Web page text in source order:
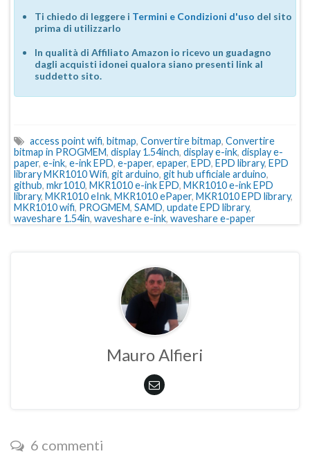
Ti chiedo di leggere i Termini e Condizioni d'uso del sito
prima di utilizzarlo
In qualità di Affiliato Amazon io ricevo un guadagno
dagli acquisti idonei qualora siano presenti link al
suddetto sito.
access point wifi, bitmap, Convertire bitmap, Convertire
bitmap in PROGMEM, display 1.54inch, display e-ink, display e-
paper, e-ink, e-ink EPD, e-paper, epaper, EPD, EPD library, EPD
library MKR1010 Wifi, git arduino, git hub ufficiale arduino,
github, mkr1010, MKR1010 e-ink EPD, MKR1010 e-ink EPD
library, MKR1010 eInk, MKR1010 ePaper, MKR1010 EPD library,
MKR1010 wifi, PROGMEM, SAMD, update EPD library,
waveshare 1.54in, waveshare e-ink, waveshare e-paper
Mauro Alfieri
6 commenti